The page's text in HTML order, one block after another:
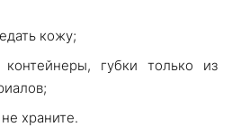
кожу;
контейнеры, губки только из
храните.